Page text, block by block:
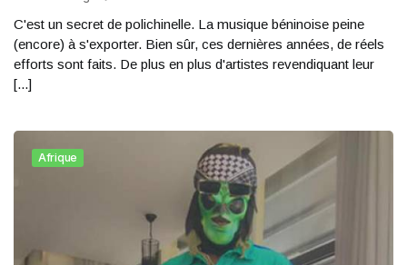
C'est un secret de polichinelle. La musique béninoise peine
(encore) à s'exporter. Bien sûr, ces dernières années, de réels
efforts sont faits. De plus en plus d'artistes revendiquant leur
[...]
Afrique